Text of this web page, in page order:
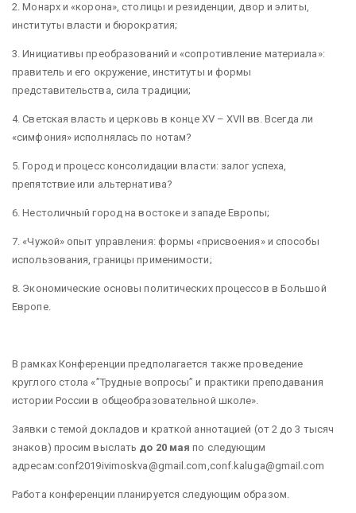
2. Монарх и «корона», столицы и резиденции, двор и элиты,
институты власти и бюрократия;
3. Инициативы преобразований и «сопротивление материала»:
правитель и его окружение, институты и формы
представительства, сила традиции;
4. Светская власть и церковь в конце XV – XVII вв. Всегда ли
«симфония» исполнялась по нотам?
5. Город и процесс консолидации власти: залог успеха,
препятствие или альтернатива?
6. Нестоличный город на востоке и западе Европы;
7. «Чужой» опыт управления: формы «присвоения» и способы
использования, границы применимости;
8. Экономические основы политических процессов в Большой
Европе.
В рамках Конференции предполагается также проведение
круглого стола «”Трудные вопросы” и практики преподавания
истории России в общеобразовательной школе».
Заявки с темой докладов и краткой аннотацией (от 2 до 3 тысяч
знаков) просим выслать до 20 маяпо следующим
адресам:conf2019ivimoskva@gmail.com,conf.kaluga@gmail.com
Работа конференции планируется следующим образом.